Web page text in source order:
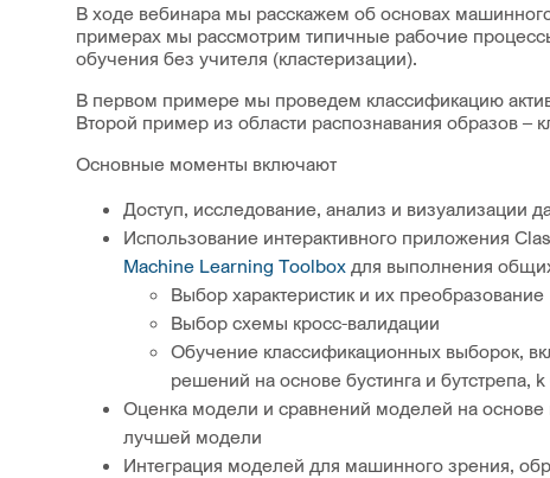
В ходе вебинара мы расскажем об основах
примерах мы рассмотрим типичные рабочие
обучения без учителя (кластеризации).
В первом примере мы проведем классификацию
Второй пример из области распознавания образов
Основные моменты включают
Доступ, исследование, анализ и визуализации
Использование интерактивного приложения
Machine Learning Toolbox для выполнения
Выбор характеристик и их преобразование
Выбор схемы кросс-валидации
Обучение классификационных выборок,
решений на основе бустинга и
Оценка модели и сравнений моделей на
лучшей модели
Интеграция моделей для машинного зрения,